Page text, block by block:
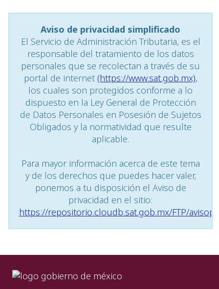
Aviso de privacidad simplificado
El Servicio de Administración Tributaria, es el
responsable del tratamiento de los datos
personales que se recolectan a través de su
portal de internet (https://www.sat.gob.mx),
los cuales son protegidos conforme a lo
dispuesto en la Ley General de Protección
de Datos Personales en Posesión de Sujetos
Obligados y la normatividad que resulte
aplicable.
Para mayor información acerca de este tema
y de los derechos que puedes hacer valer,
ponemos a tu disposición el Aviso de
privacidad en el sitio:
https://repositorio.cloudb.sat.gob.mx/FTP/